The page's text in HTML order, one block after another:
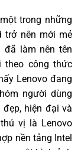
trong những
trở nên mới mẻ
đã làm nên tên
theo công thức
Lenovo đang
người dùng
hiện đại và
vị là Lenovo
nền tảng Intel